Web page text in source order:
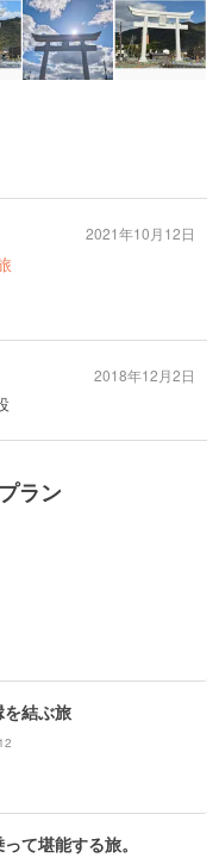
2021年10月12日
2018年12月2日
ラン
結ぶ旅
12
て堪能する旅。